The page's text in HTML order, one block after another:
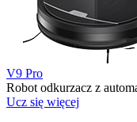
V9 Pro
Robot odkurzacz z
Ucz się więcej